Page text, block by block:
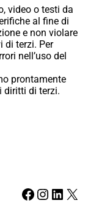
video o testi da
al fine di
e non violare
di terzi. Per
nell’uso del
prontamente
diritti di terzi.
Facebook Instagram LinkedIn X